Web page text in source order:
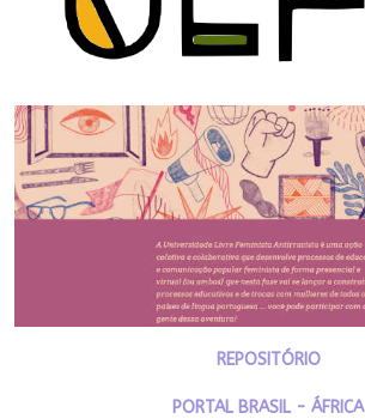
REPOSITÓRIO
PORTAL BRASIL - ÁFRICA